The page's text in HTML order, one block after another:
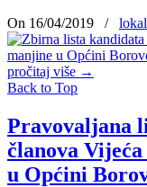
On 16/04/2019 /
pročitaj više →
Back to Top
Pravovaljana
članova
u Općini